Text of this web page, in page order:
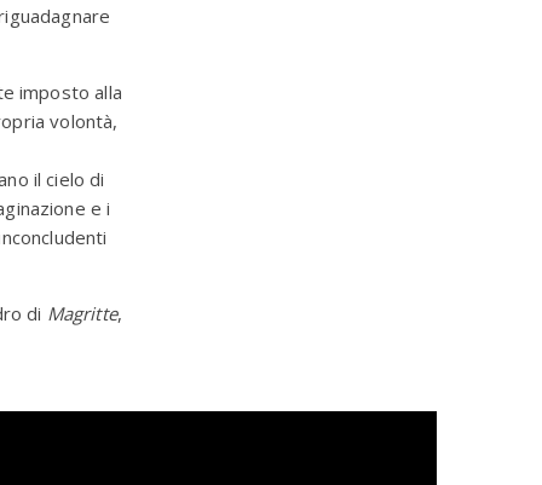
imposto alla
volontà,
il cielo di
e i
di Magritte,